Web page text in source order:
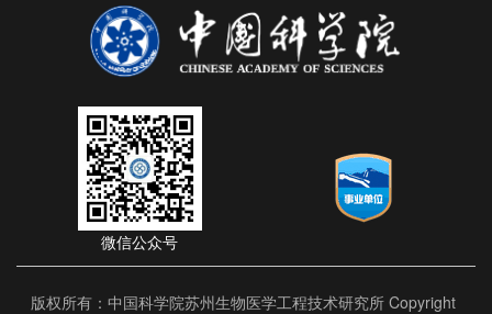
微信公众号
版权所有：中国科学院苏州生物医学工程技术研究所 Copyright